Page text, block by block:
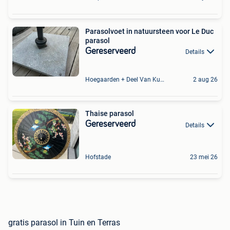
Parasolvoet in natuursteen voor Le Duc
parasol
Gereserveerd Details
Hoegaarden + Deel Van Kumtich + Deel Van Tienen 2 aug 26
Thaise parasol
Gereserveerd Details
Hofstade 23 mei 26
gratis parasol in Tuin en Terras